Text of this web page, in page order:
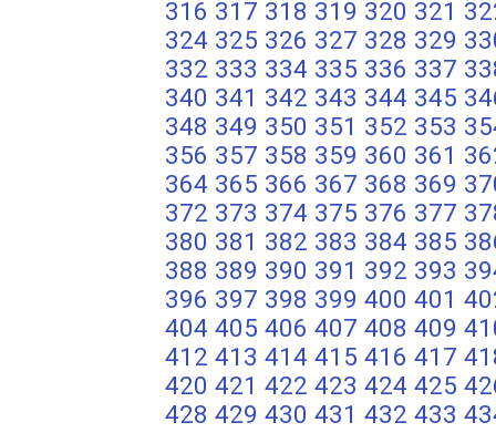
316 317 318 319 320 321
324 325 326 327 328 329
332 333 334 335 336 337
340 341 342 343 344 345
348 349 350 351 352 353
356 357 358 359 360 361
364 365 366 367 368 369
372 373 374 375 376 377
380 381 382 383 384 385
388 389 390 391 392 393
396 397 398 399 400 401
404 405 406 407 408 409
412 413 414 415 416 417
420 421 422 423 424 425
428 429 430 431 432 433